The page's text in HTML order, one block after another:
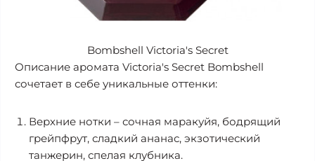
Bombshell Victoria's Secret
Описание аромата Victoria's Secret Bombshell
сочетает в себе уникальные оттенки:
Верхние нотки – сочная маракуйя, бодрящий
грейпфрут, сладкий ананас, экзотический
танжерин, спелая клубника.